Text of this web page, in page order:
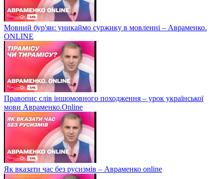
Мовний бур'ян: уникаймо суржику в мовленні – Авраменко.
ONLINE
Правопис слів іншомовного походження – урок української
мови Авраменко.Online
Як вказати час без русизмів – Авраменко online